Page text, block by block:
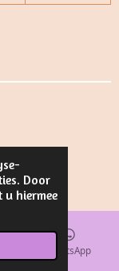
Door
hiermee
WhatsApp